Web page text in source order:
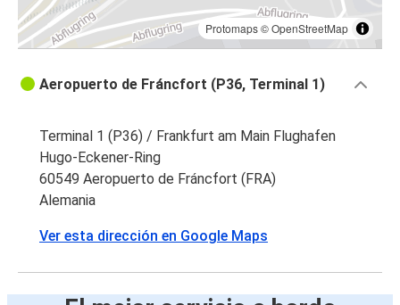
Protomaps©OpenStreetMap
Aeropuerto de Fráncfort (P36, Terminal 1)
Terminal 1 (P36) / Frankfurt am Main Flughafen
Hugo-Eckener-Ring
60549 Aeropuerto de Fráncfort (FRA)
Alemania
Ver esta dirección en Google Maps